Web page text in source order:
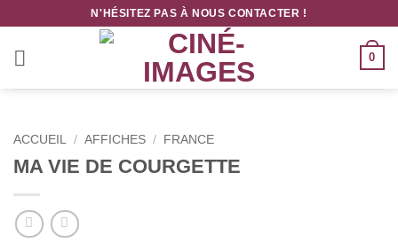
contenu
N'HÉSITEZ PAS À NOUS CONTACTER !
0
ACCUEIL / AFFICHES / FRANCE
MA VIE DE COURGETTE